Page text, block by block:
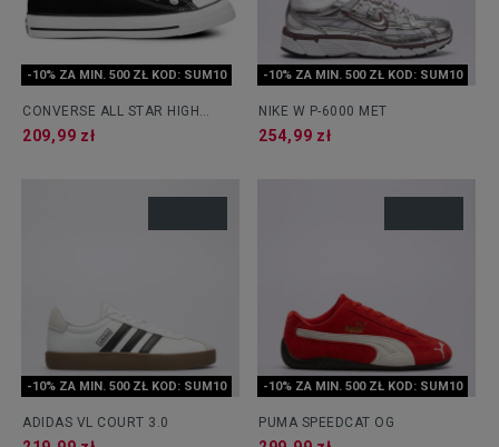
-10% ZA MIN. 500 ZŁ KOD: SUM10
CONVERSE ALL STAR HIGH
CORE HI
209,99 zł
-10% ZA MIN. 500 ZŁ KOD: SUM10
NIKE W P-6000 MET
254,99 zł
-10% ZA MIN. 500 ZŁ KOD: SUM10
ADIDAS VL COURT 3.0
-10% ZA MIN. 500 ZŁ KOD: SUM10
PUMA SPEEDCAT OG